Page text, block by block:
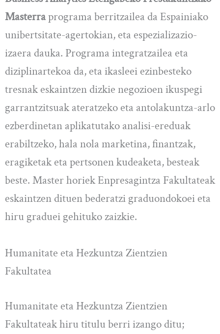
Masterraprograma berritzailea da Espainiako
unibertsitate-agertokian, eta espezializazio-
izaera dauka. Programa integratzailea eta
diziplinartekoa da, eta ikasleei ezinbesteko
tresnak eskaintzen dizkie negozioen ikuspegi
garrantzitsuak ateratzeko eta antolakuntza-arlo
ezberdinetan aplikatutako analisi-ereduak
erabiltzeko, hala nola marketina, finantzak,
eragiketak eta pertsonen kudeaketa, besteak
beste. Master horiek Enpresagintza Fakultateak
eskaintzen dituen bederatzi graduondokoei eta
hiru graduei gehituko zaizkie.
Humanitate eta Hezkuntza Zientzien
Fakultatea
Humanitate eta Hezkuntza Zientzien
Fakultateak hiru titulu berri izango ditu;